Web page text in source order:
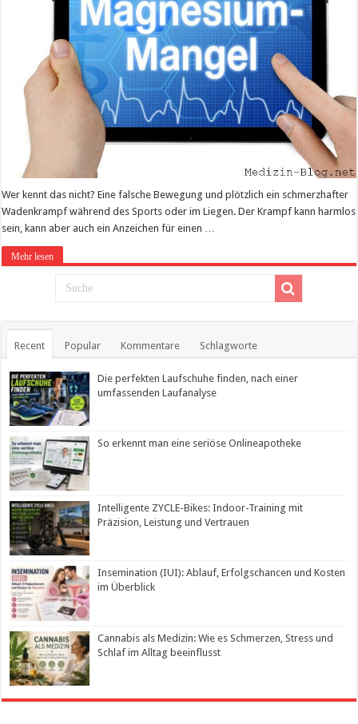
Wer kennt das nicht? Eine falsche Bewegung und plötzlich ein schmerzhafter
Wadenkrampf während des Sports oder im Liegen. Der Krampf kann harmlos
sein, kann aber auch ein Anzeichen für einen …
Mehr lesen
Recent Popular Kommentare Schlagworte
Die perfekten Laufschuhe finden, nach einer
umfassenden Laufanalyse
So erkennt man eine seriöse Onlineapotheke
Intelligente ZYCLE-Bikes: Indoor-Training mit
Präzision, Leistung und Vertrauen
Insemination (IUI): Ablauf, Erfolgschancen und Kosten
im Überblick
Cannabis als Medizin: Wie es Schmerzen, Stress und
Schlaf im Alltag beeinflusst